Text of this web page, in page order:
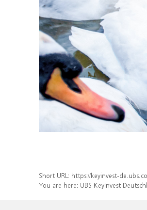
Short URL: https://keyinvest-
You are here: UBS KeyInvest